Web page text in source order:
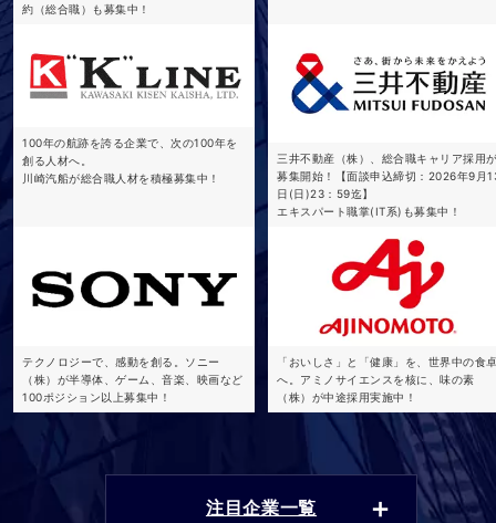
約（総合職）も募集中！
100年の航跡を誇る企業で、次の100年を
創る人材へ。
川崎汽船が総合職人材を積極募集中！
三井不動産（株）、総合職キャリア採用
募集開始！【面談申込締切：2026年9月
日(日)23：59迄】
エキスパート職掌(IT系)も募集中！
テクノロジーで、感動を創る。ソニー
（株）が半導体、ゲーム、音楽、映画など
100ポジション以上募集中！
「おいしさ」と「健康」を、世界中の食
へ。アミノサイエンスを核に、味の素
（株）が中途採用実施中！
注目企業一覧